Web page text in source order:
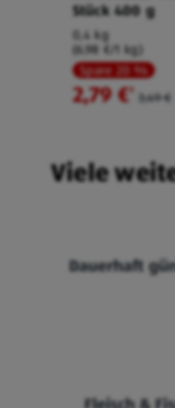
Stück 400 g
0,4 kg
(6,98 €/1 kg)
Spare 20 %
2,79 €² 3,49 €
Viele
Dauerhaft